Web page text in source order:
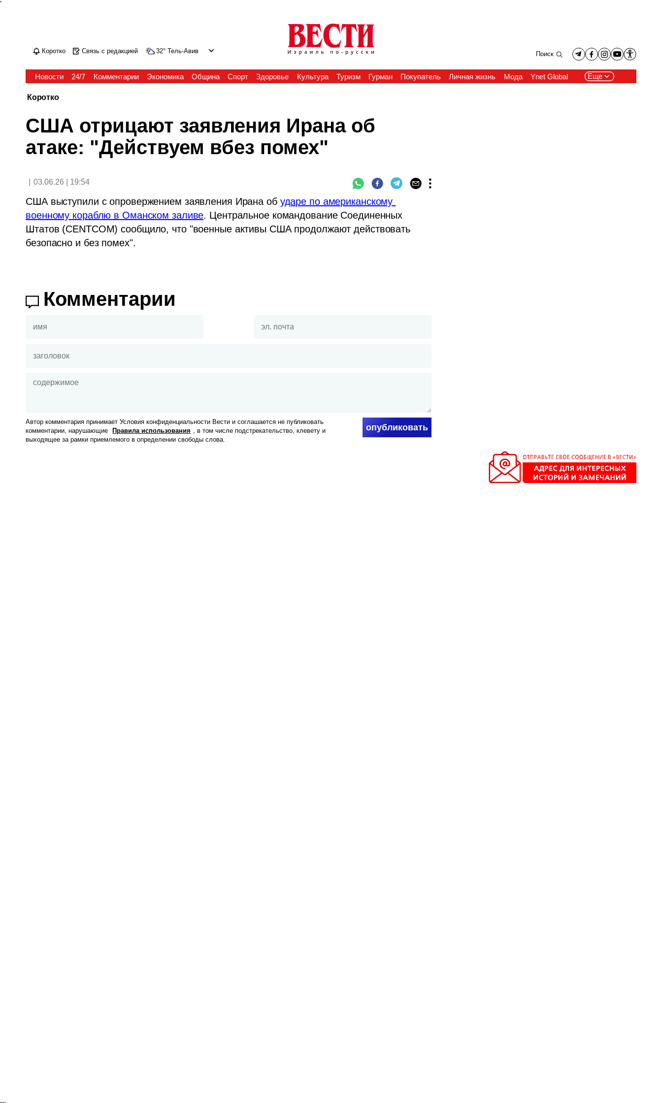
'
Коротко Связь с редакцией 32° Тель-Авив Поиск
Новости 24/7 Комментарии Экономика Община Спорт Здоровье Культура Туризм Гурман Покупатель Личная жизнь Мода Ynet Global Еще
Коротко
США отрицают заявления Ирана об
атаке: "Действуем вбез помех"
03.06.26 | 19:54
США выступили с опровержением заявления Ирана об ударе по американскому
военному кораблю в Оманском заливе. Центральное командование Соединенных
Штатов (CENTCOM) сообщило, что "военные активы США продолжают действовать
безопасно и без помех".
Комментарии
Автор комментария принимает Условия конфиденциальности Вести и соглашается не публиковать
комментарии, нарушающие
Правила использования , в том числе подстрекательство, клевету и
выходящее за рамки приемлемого в определении свободы слова.
опубликовать